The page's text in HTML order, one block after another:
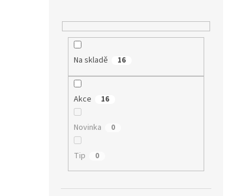
Na skladě 16
Akce 16
Novinka 0
Tip 0